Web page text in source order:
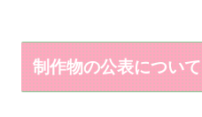
制作物の公表について